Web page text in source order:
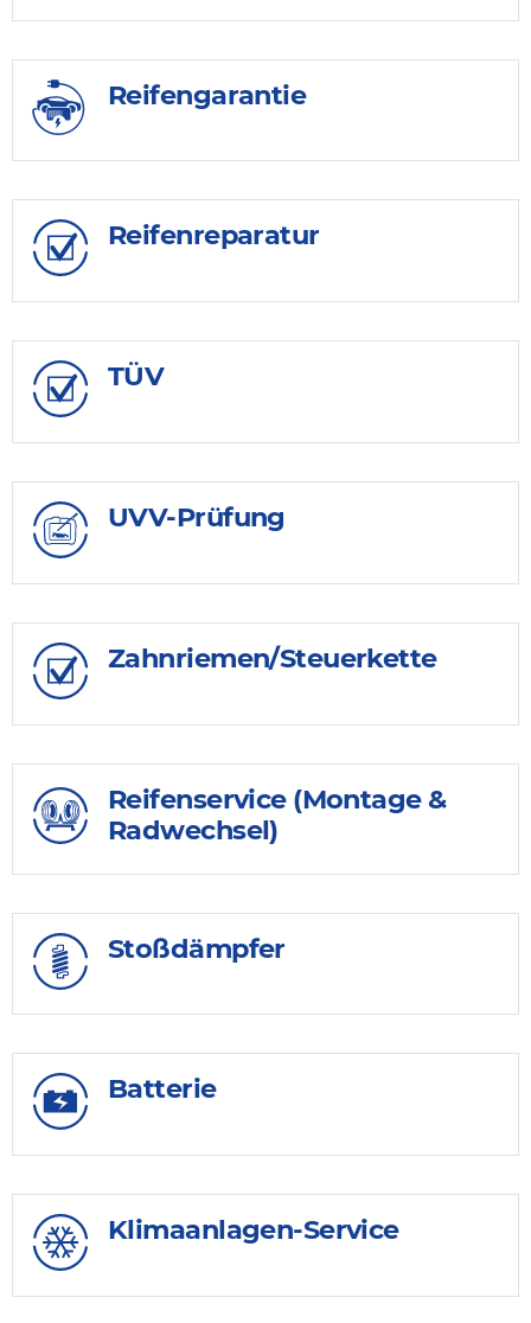
Reifengarantie
Reifenreparatur
TÜV
UVV-Prüfung
Zahnriemen/Steuerkette
Reifenservice (Montage &
Radwechsel)
Stoßdämpfer
Batterie
Klimaanlagen-Service